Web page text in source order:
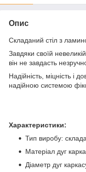
Опис
Складаний стіл з
Завдяки своїй
він не завдасть
Надійність, міцність і
надійною системою
Характеристики:
Тип виробу:
Матеріал дуг
Діаметр дуг